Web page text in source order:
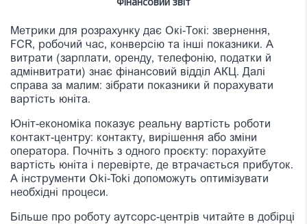
Метрики для розрахунку дає Окі-Токі: звернення,
FCR, робочий час, конверсію та інші показники. А
витрати (зарплати, оренду, телефонію, податки й
адмінвитрати) знає фінансовий відділ АКЦ. Далі
справа за малим: зібрати показники й порахувати
вартість юніта.
Юніт-економіка показує реальну вартість роботи
контакт-центру: контакту, вирішення або зміни
оператора. Почніть з одного проєкту: порахуйте
вартість юніта і перевірте, де втрачається прибуток.
А інструменти Oki-Toki допоможуть оптимізувати
необхідні процеси.
Більше про роботу аутсорс-центрів читайте в добірці